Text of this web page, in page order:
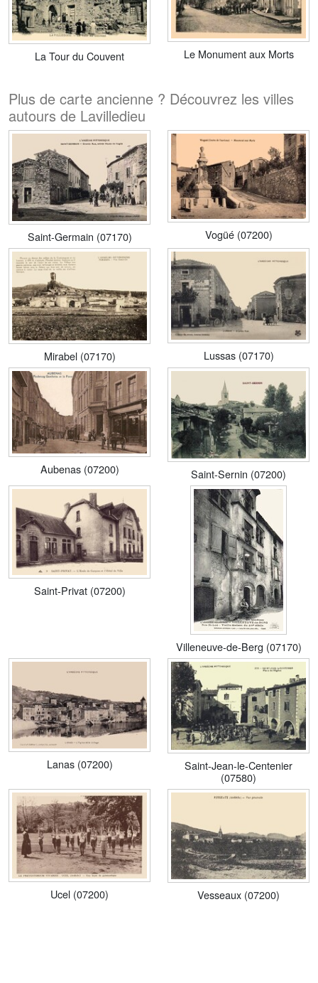
La Tour du Couvent Le Monument aux Morts
Plus de carte ancienne ? Découvrez les villes
autours de Lavilledieu
Saint-Germain (07170) Vogüé (07200)
Mirabel (07170) Lussas (07170)
Aubenas (07200) Saint-Sernin (07200)
Saint-Privat (07200)
Villeneuve-de-Berg (07170)
Lanas (07200)
Saint-Jean-le-Centenier
(07580)
Ucel (07200) Vesseaux (07200)